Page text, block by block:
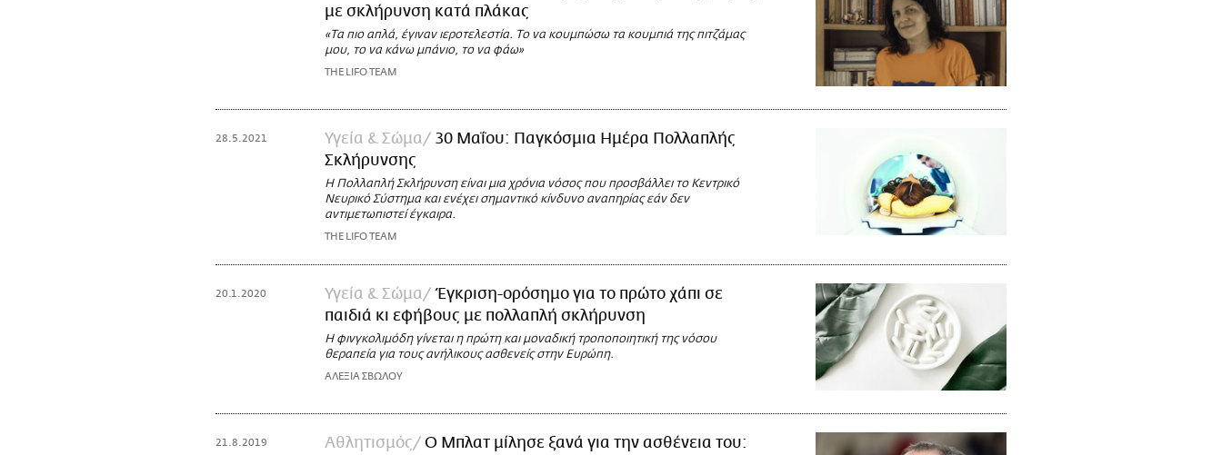
με σκλήρυνση κατά πλάκας
«Τα πιο απλά, έγιναν ιεροτελεστία. Το να κουμπώσω τα κουμπιά της πιτζάμας
μου, το να κάνω μπάνιο, το να φάω»
THE LIFO TEAM
28.5.2021 Υγεία & Σώμα
30 Μαΐου: Παγκόσμια Ημέρα Πολλαπλής
Σκλήρυνσης
Η Πολλαπλή Σκλήρυνση είναι μια χρόνια νόσος που προσβάλλει το Κεντρικό
Νευρικό Σύστημα και ενέχει σημαντικό κίνδυνο αναπηρίας εάν δεν
αντιμετωπιστεί έγκαιρα.
THE LIFO TEAM
20.1.2020 Υγεία & Σώμα
Έγκριση-ορόσημο για το πρώτο χάπι σε
παιδιά κι εφήβους με πολλαπλή σκλήρυνση
Η φινγκολιμόδη γίνεται η πρώτη και μοναδική τροποποιητική της νόσου
θεραπεία για τους ανήλικους ασθενείς στην Ευρώπη.
ΑΛΕΞΙΑ ΣΒΩΛΟΥ
21.8.2019 Αθλητισμός
O Μπλατ μίλησε ξανά για την ασθένεια του: